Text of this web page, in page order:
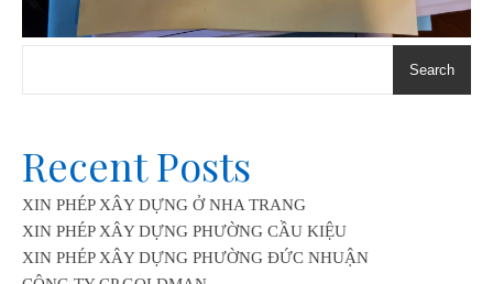
Search
Recent Posts
XIN PHÉP XÂY DỰNG Ở NHA TRANG
XIN PHÉP XÂY DỰNG PHƯỜNG CẦU KIỆU
XIN PHÉP XÂY DỰNG PHƯỜNG ĐỨC NHUẬN